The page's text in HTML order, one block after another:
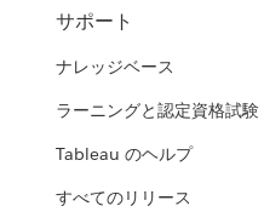
サポート
ナレッジベース
ラーニングと認定資格試験
Tableau のヘルプ
すべてのリリース